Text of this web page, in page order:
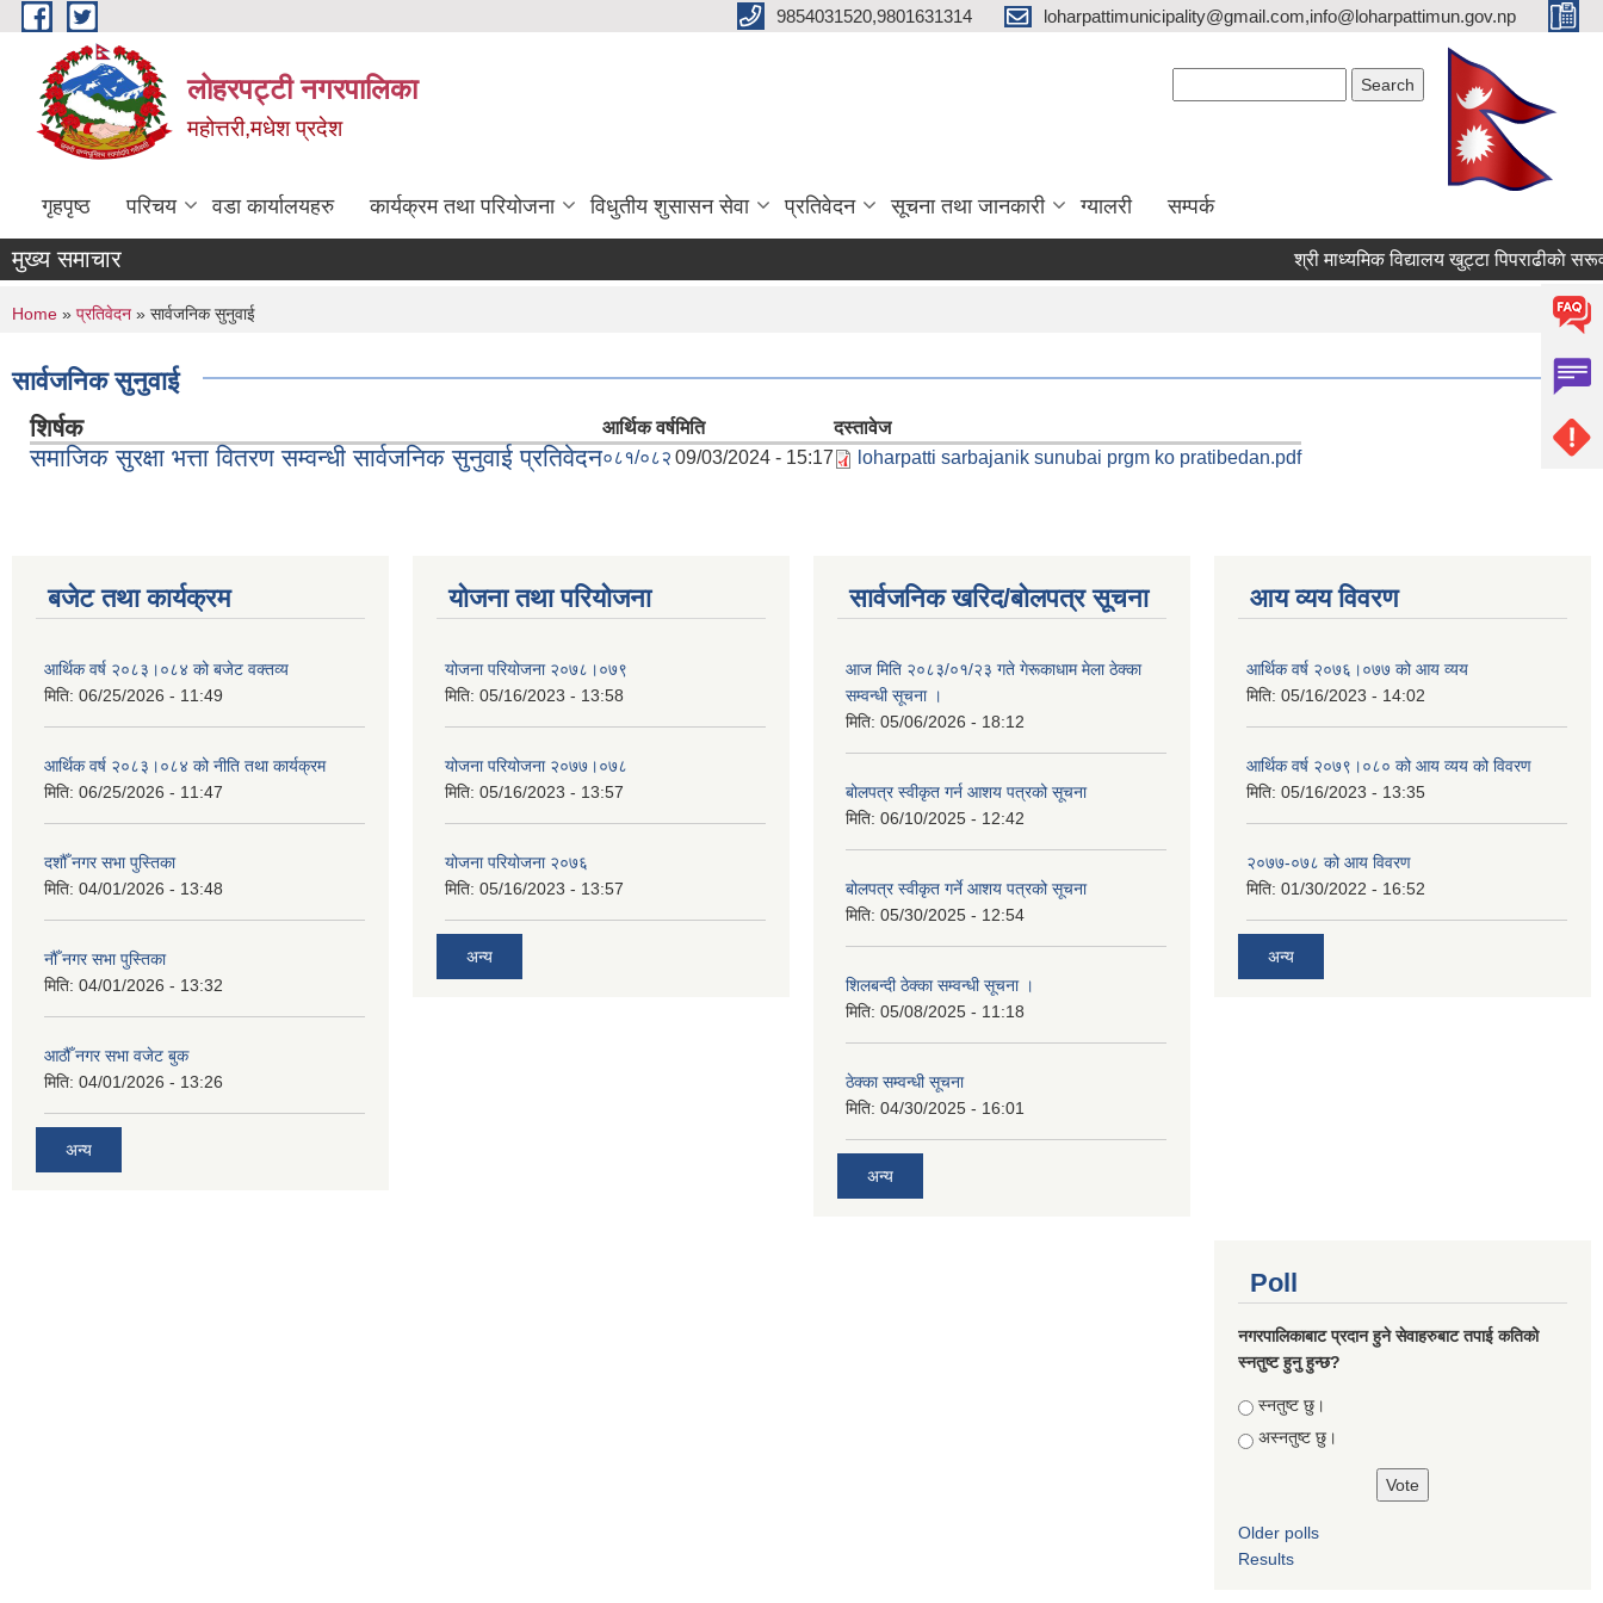
Skip to main content 9854031520,9801631314 loharpattimunicipality@gmail.com,info@loharpattimun.gov.np
लोहरपट्टी नगरपालिका
महोत्तरी,मधेश प्रदेश
गृहपृष्ठ परिचय वडा कार्यालयहरु कार्यक्रम तथा परियोजना विधुतीय शुसासन सेवा प्रतिवेदन सूचना तथा जानकारी ग्यालरी सम्पर्क
मुख्य समाचार
You are here
Home » प्रतिवेदन » सार्वजनिक सुनुवाई
सार्वजनिक सुनुवाई
शिर्षक आर्थिक वर्षमिति दस्तावेज
समाजिक सुरक्षा भत्ता वितरण सम्वन्धी सार्वजनिक सुनुवाई प्रतिवेदन०८१/०८२ 09/03/2024 - 15:17 loharpatti sarbajanik sunubai prgm ko pratibedan.pdf
बजेट तथा कार्यक्रम
आर्थिक वर्ष २०८३।०८४ को बजेट वक्तव्य
मिति: 06/25/2026 - 11:49
आर्थिक वर्ष २०८३।०८४ को नीति तथा कार्यक्रम
मिति: 06/25/2026 - 11:47
दशौँ नगर सभा पुस्तिका
मिति: 04/01/2026 - 13:48
नौँ नगर सभा पुस्तिका
मिति: 04/01/2026 - 13:32
आठौँ नगर सभा वजेट बुक
मिति: 04/01/2026 - 13:26
अन्य
योजना तथा परियोजना
योजना परियोजना २०७८।०७९
मिति: 05/16/2023 - 13:58
योजना परियोजना २०७७।०७८
मिति: 05/16/2023 - 13:57
योजना परियोजना २०७६
मिति: 05/16/2023 - 13:57
अन्य
सार्वजनिक खरिद/बोलपत्र सूचना
आज मिति २०८३/०१/२३ गते गेरूकाधाम मेला ठेक्का
सम्वन्धी सूचना ।
मिति: 05/06/2026 - 18:12
बोलपत्र स्वीकृत गर्न आशय पत्रको सूचना
मिति: 06/10/2025 - 12:42
बोलपत्र स्वीकृत गर्ने आशय पत्रको सूचना
मिति: 05/30/2025 - 12:54
शिलबन्दी ठेक्का सम्वन्धी सूचना ।
मिति: 05/08/2025 - 11:18
ठेक्का सम्वन्धी सूचना
मिति: 04/30/2025 - 16:01
अन्य
आय व्यय विवरण
आर्थिक वर्ष २०७६।०७७ को आय व्यय
मिति: 05/16/2023 - 14:02
आर्थिक वर्ष २०७९।०८० को आय व्यय को विवरण
मिति: 05/16/2023 - 13:35
२०७७-०७८ को आय विवरण
मिति: 01/30/2022 - 16:52
अन्य
Poll
नगरपालिकाबाट प्रदान हुने सेवाहरुबाट तपाई कतिको
स्नतुष्ट हुनु हुन्छ?
Choices
स्नतुष्ट छु।
अस्नतुष्ट छु।
Older polls
Results